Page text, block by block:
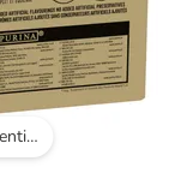
Molti gatti mangiano volentieri Felix le ghiottonerie, rendendolo un alimento altamente appetibile.